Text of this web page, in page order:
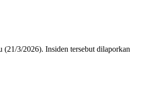
3/2026). Insiden tersebut dilaporkan